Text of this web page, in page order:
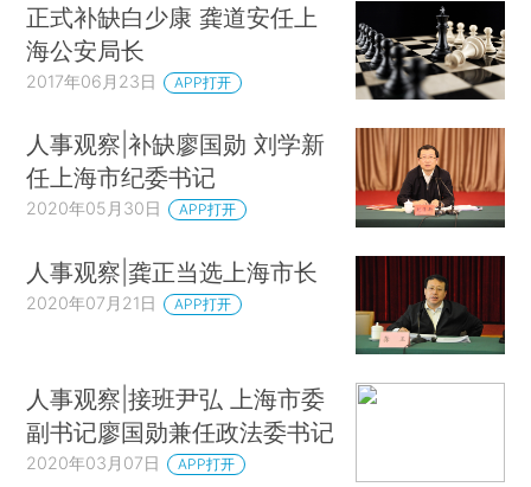
正式补缺白少康 龚道安任上
海公安局长
2017年06月23日 APP打开
人事观察|补缺廖国勋 刘学新
任上海市纪委书记
2020年05月30日 APP打开
人事观察|龚正当选上海市长
2020年07月21日 APP打开
人事观察|接班尹弘 上海市委
副书记廖国勋兼任政法委书记
2020年03月07日 APP打开